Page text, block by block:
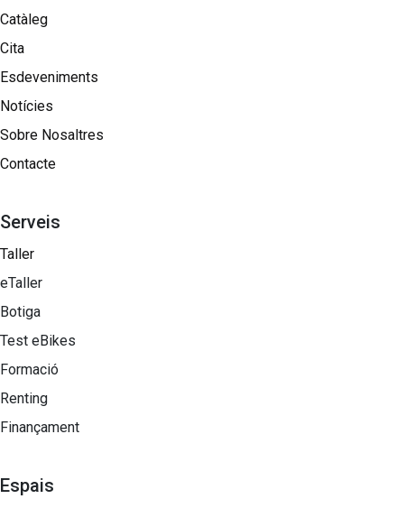
Catàleg
Cita
Esdeveniments
Notícies
Sobre Nosaltres​
Contacte
Serveis
Taller
eTaller
Botiga
Test eBikes
Formació
Renting
Finançament
Espais